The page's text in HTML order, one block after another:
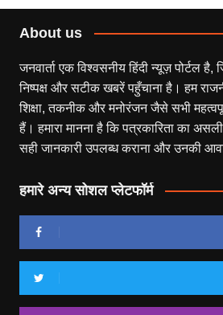
About us
जनवार्ता एक विश्वसनीय हिंदी न्यूज़ पोर्टल
निष्पक्ष और सटीक खबरें पहुँचाना है। हम
शिक्षा, तकनीक और मनोरंजन जैसे सभी
हैं। हमारा मानना है कि पत्रकारिता का
सही जानकारी उपलब्ध कराना और उनकी
हमारे अन्य सोशल प्लेटफॉर्म